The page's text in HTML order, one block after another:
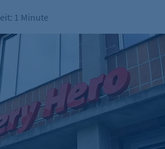
1 Minute
Delivery Hero für rund 13 Milliarden